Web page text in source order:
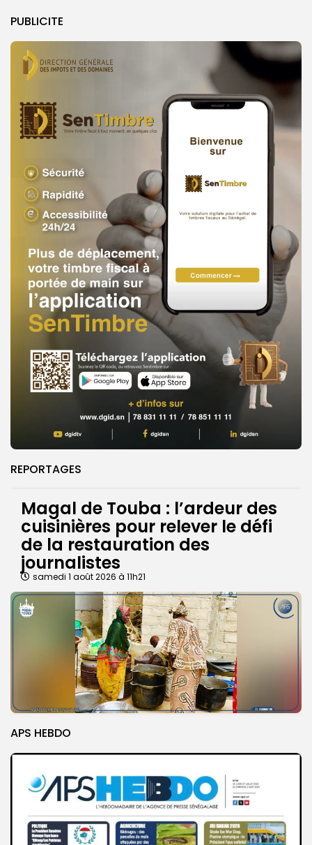
PUBLICITE
REPORTAGES
Magal de Touba : l’ardeur des
cuisinières pour relever le défi
de la restauration des
journalistes
samedi 1 août 2026 à 11h21
APS HEBDO